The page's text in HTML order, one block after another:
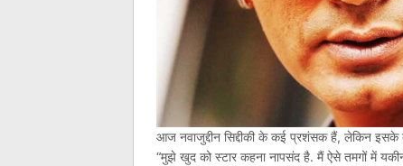
आज नवाजुद्दीन सिद्दीकी के कई प्रशंसक हैं, लेकिन इसके
“मुझे खुद को स्टार कहना नापसंद है. मैं ऐसे तमगों में